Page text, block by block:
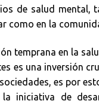
de salud mental,
como en la
temprana en la
es una inversión
es por
iniciativa de